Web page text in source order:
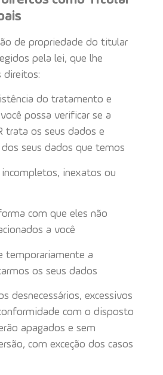
de propriedade do titular
pela lei, que lhe
direitos:
do tratamento e
possa verificar se a
trata os seus dados e
seus dados que temos
incompletos, inexatos ou
com que eles não
a você
temporariamente a
os seus dados
desnecessários, excessivos
com o disposto
apagados e sem
com exceção dos casos